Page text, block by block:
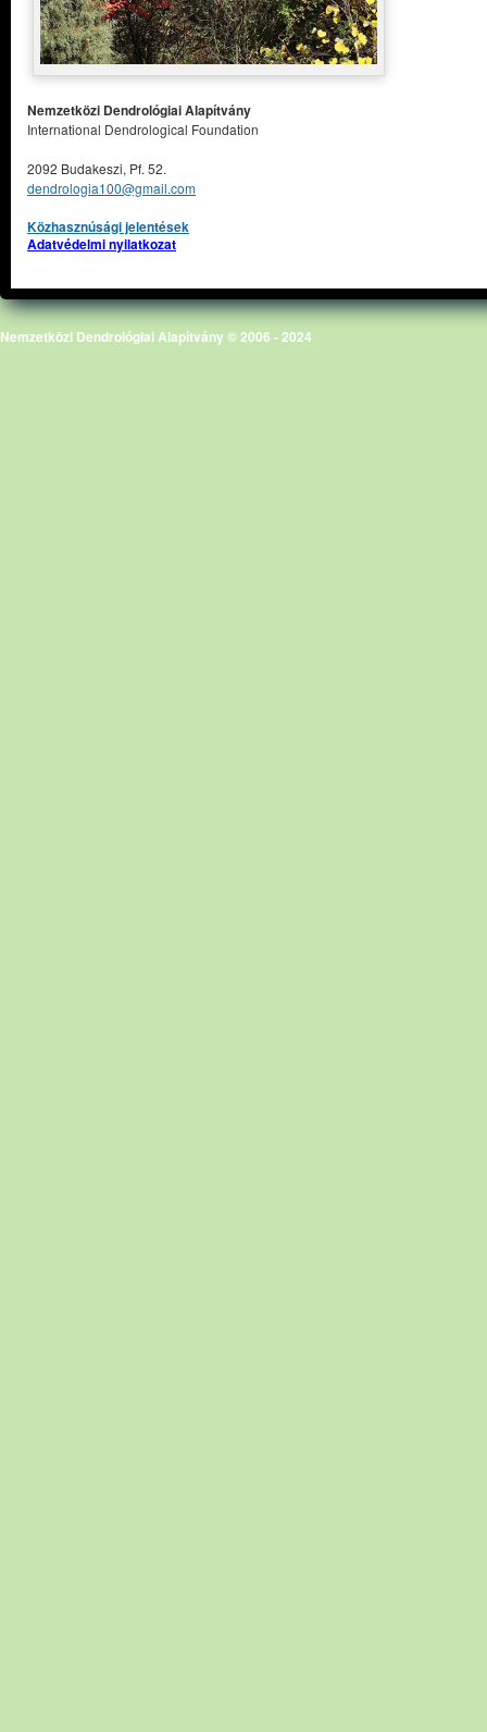
Nemzetközi Dendrológiai Alapítvány
International Dendrological Foundation
2092 Budakeszi, Pf. 52.
dendrologia100@gmail.com
Közhasznúsági jelentések
Adatvédelmi nyilatkozat
Nemzetközi Dendrológiai Alapítvány © 2006 - 2024